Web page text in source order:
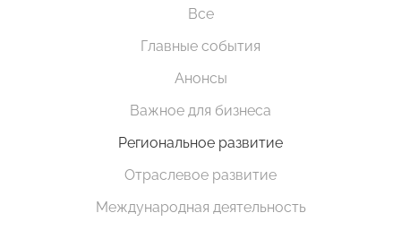
Все
Главные события
Анонсы
Важное для бизнеса
Региональное развитие
Отраслевое развитие
Международная деятельность